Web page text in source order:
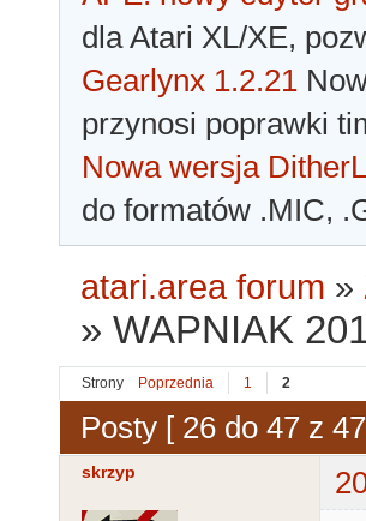
dla Atari XL/XE,
Gearlynx 1.2.21
przynosi poprawki
Nowa wersja
do formatów .MIC,
atari.area forum »
»WAPNIAK
Strony Poprzednia 1 2
Posty [ 26 do 47 z
skrzyp